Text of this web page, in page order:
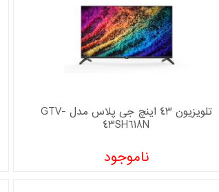
تلویزیون 43 اینچ جی پلاس مدل GTV-
43SH618N
ناموجود